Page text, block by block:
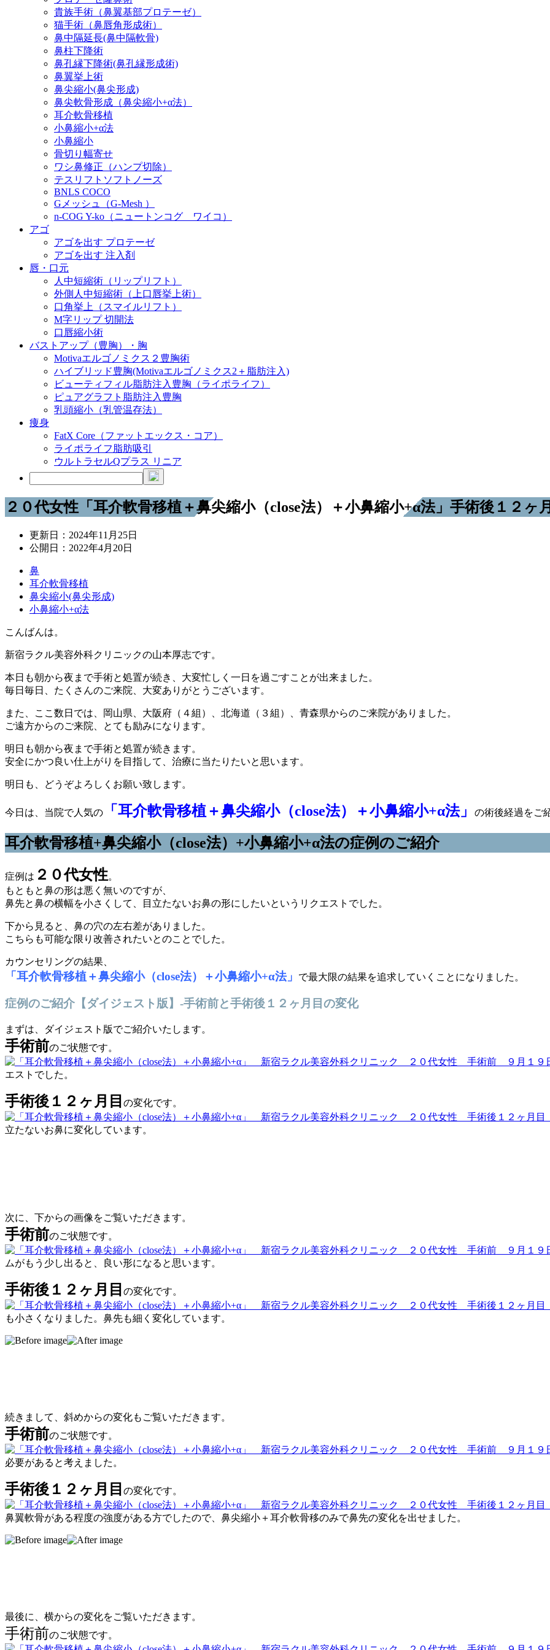
貴族手術（鼻翼基部プロテーゼ）
猫手術（鼻唇角形成術）
鼻中隔延長(鼻中隔軟骨)
鼻柱下降術
鼻孔縁下降術(鼻孔縁形成術)
鼻翼挙上術
鼻尖縮小(鼻尖形成)
鼻尖軟骨形成（鼻尖縮小+α法）
耳介軟骨移植
小鼻縮小+α法
小鼻縮小
骨切り幅寄せ
ワシ鼻修正（ハンプ切除）
テスリフトソフトノーズ
BNLS COCO
Gメッシュ（G-Mesh ）
n-COG Y-ko（ニュートンコグ ワイコ）
アゴ
アゴを出す プロテーゼ
アゴを出す 注入剤
唇・口元
人中短縮術（リップリフト）
外側人中短縮術（上口唇挙上術）
口角挙上（スマイルリフト）
M字リップ 切開法
口唇縮小術
バストアップ（豊胸）・胸
Motivaエルゴノミクス２豊胸術
ハイブリッド豊胸(Motivaエルゴノミクス2＋脂肪注入)
ビューティフィル脂肪注入豊胸（ライポライフ）
ピュアグラフト脂肪注入豊胸
乳頭縮小（乳管温存法）
痩身
FatX Core（ファットエックス・コア）
ライポライフ脂肪吸引
ウルトラセルQプラス リニア
２０代女性「耳介軟骨移植＋鼻尖縮小（close法）＋小鼻縮小+α法」手術後１２ヶ
更新日： 2024年11月25日
公開日： 2022年4月20日
鼻
耳介軟骨移植
鼻尖縮小(鼻尖形成)
小鼻縮小+α法
こんばんは。
新宿ラクル美容外科クリニックの山本厚志です。
本日も朝から夜まで手術と処置が続き、大変忙しく一日を過ごすことが出来ました。
毎日毎日、たくさんのご来院、大変ありがとうございます。
また、ここ数日では、岡山県、大阪府（４組）、北海道（３組）、青森県からのご来院がありました。
ご遠方からのご来院、とても励みになります。
明日も朝から夜まで手術と処置が続きます。
安全にかつ良い仕上がりを目指して、治療に当たりたいと思います。
明日も、どうぞよろしくお願い致します。
今日は、当院で人気の 「耳介軟骨移植＋鼻尖縮小（close法）＋小鼻縮小+α法」 の術後経過をご
耳介軟骨移植+鼻尖縮小（close法）+小鼻縮小+α法の症例のご紹介
症例は ２０代女性。
もともと鼻の形は悪く無いのですが、
鼻先と鼻の横幅を小さくして、目立たないお鼻の形にしたいというリクエストでした。
下から見ると、鼻の穴の左右差がありました。
こちらも可能な限り改善されたいとのことでした。
カウンセリングの結果、
「耳介軟骨移植＋鼻尖縮小（close法）＋小鼻縮小+α法」 で最大限の結果を追求していくことになりました。
症例のご紹介【ダイジェスト版】-手術前と手術後１２ヶ月目の変化
まずは、ダイジェスト版でご紹介いたします。
手術前のご状態です。
エストでした。
手術後１２ヶ月目 の変化です。
立たないお鼻に変化しています。
次に、下からの画像をご覧いただきます。
手術前のご状態です。
ムがもう少し出ると、良い形になると思います。
手術後１２ヶ月目 の変化です。
も小さくなりました。鼻先も細く変化しています。
続きまして、斜めからの変化もご覧いただきます。
手術前のご状態です。
必要があると考えました。
手術後１２ヶ月目 の変化です。
鼻翼軟骨がある程度の強度がある方でしたので、鼻尖縮小＋耳介軟骨移のみで鼻先の変化を出せました。
最後に、横からの変化をご覧いただきます。
手術前のご状態です。